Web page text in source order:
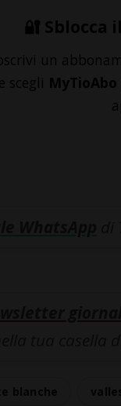
🔐 Sblocca
un
scegli MyTioAbo